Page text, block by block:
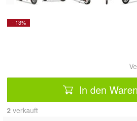
- 13%
In den
2 verkauft